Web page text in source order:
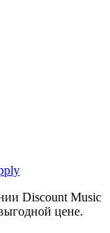
Discount Music
цене.